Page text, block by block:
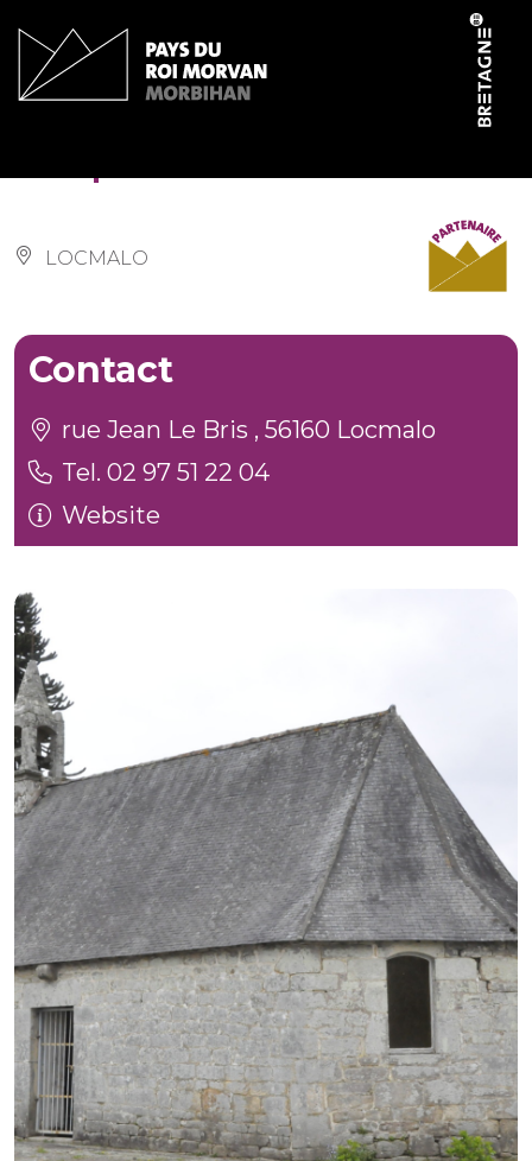
LOCMALO
Contact
rue Jean Le Bris , 56160 Locmalo
Tel. 02 97 51 22 04
Website